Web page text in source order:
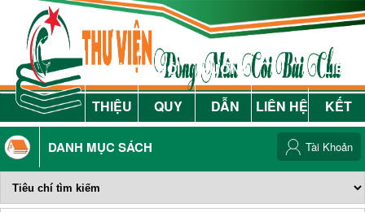
GIỚI
THIỆU
NỘI
QUY
HƯỚNG
DẪN
LIÊN HỆ
LIÊN
KẾT
DANH MỤC SÁCH Tài Khoản